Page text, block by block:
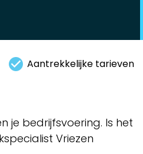
Aantrekkelijke tarieven
je bedrijfsvoering. Is het
Vriezen